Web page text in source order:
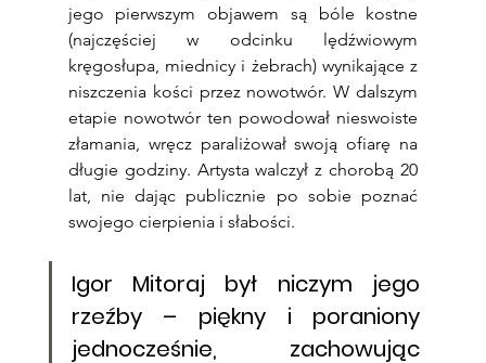
jego pierwszym objawem są bóle kostne
(najczęściej w odcinku lędźwiowym
kręgosłupa, miednicy i żebrach) wynikające z
niszczenia kości przez nowotwór. W dalszym
etapie nowotwór ten powodował nieswoiste
złamania, wręcz paraliżował swoją ofiarę na
długie godziny. Artysta walczył z chorobą 20
lat, nie dając publicznie po sobie poznać
swojego cierpienia i słabości.
Igor Mitoraj był niczym jego
rzeźby – piękny i poraniony
jednocześnie, zachowując